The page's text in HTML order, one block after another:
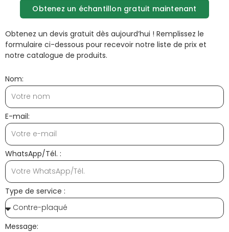
Obtenez un échantillon gratuit maintenant
Obtenez un devis gratuit dès aujourd’hui ! Remplissez le
formulaire ci-dessous pour recevoir notre liste de prix et
notre catalogue de produits.
Nom:
E-mail:
WhatsApp/Tél. :
Type de service :
Message: